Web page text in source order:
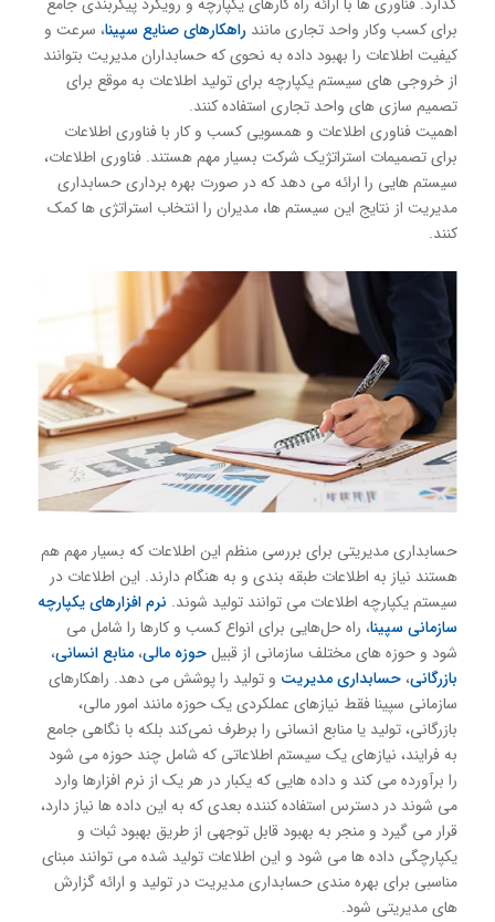
برای كسب وكار واحد تجاری مانند راهكارهای صنایع سپینا، سرعت و
كیفیت اطلاعات را بهبود داده به نحوی كه حسابداران مدیریت بتوانند
از خروجی های سیستم یكپارچه برای تولید اطلاعات به موقع برای
تصمیم سازی های واحد تجاری استفاده كنند.
اهمیت فناوری اطلاعات و همسویی کسب و کار با فناوری اطلاعات
برای تصمیمات استراتژیک شرکت بسیار مهم هستند. فناوری اطلاعات،
سیستم هایی را ارائه می دهد که در صورت بهره برداری حسابداری
مدیریت از نتایج این سیستم ها، مدیران را انتخاب استراتژی ها كمک
كنند.
حسابداری مدیریتی برای بررسی منظم این اطلاعات كه بسیار مهم هم
هستند نیاز به اطلاعات طبقه بندی و به هنگام دارند. این اطلاعات در
سیستم یكپارچه اطلاعات می توانند تولید شوند. نرم افزارهای یكپارچه
سازمانی سپینا، راه حل‌هایی برای انواع كسب و كارها را شامل می
شود و حوزه های مختلف سازمانی از قبیلحوزه مالی، منابع انسانی،
بازرگانی، حسابداری مدیریت و تولید را پوشش می دهد. راهكارهای
سازمانی سپینا فقط نیازهای عملکردی یک حوزه مانند امور مالی،
بازرگانی، تولید یا منابع انسانی را برطرف نمی‌کند بلکه با نگاهی جامع
به فرایند، نیازهای یک سیستم اطلاعاتی كه شامل چند حوزه می شود
را برآورده می کند و داده هایی که یکبار در هر یک از نرم افزارها وارد
می شوند در دسترس استفاده كننده بعدی که به این داده ها نیاز دارد،
قرار می گیرد و منجر به بهبود قابل توجهی از طریق بهبود ثبات و
یکپارچگی داده ها می شود و این اطلاعات تولید شده می توانند مبنای
مناسبی برای بهره مندی حسابداری مدیریت در تولید و ارائه گزارش
های مدیریتی شود.